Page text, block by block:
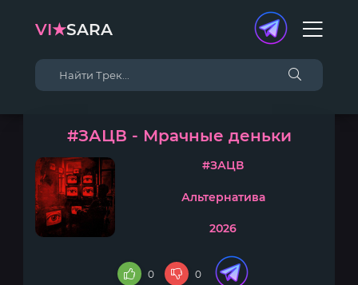
VI★SARA
#ЗАЦВ - Мрачные деньки
#ЗАЦВ
Альтернатива
2026
0 0